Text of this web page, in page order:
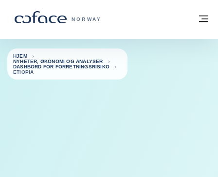
COFACE FOR TRADE - HJEMMESIDE
NORWAY
Tilbake til hjemmesiden
HJEM
NYHETER, ØKONOMI OG ANALYSER
DASHBORD FOR FORRETNINGSRISIKO
ETIOPIA